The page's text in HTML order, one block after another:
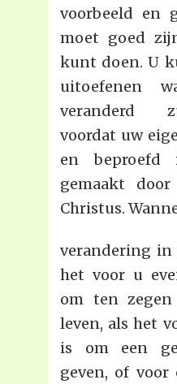
voorbeeld en
moet goed
kunt doen. U
uitoefenen
veranderd
voordat uw
en
gemaakt
Christus.
verandering
het voor u
om ten
leven, als het
is om een
geven, of